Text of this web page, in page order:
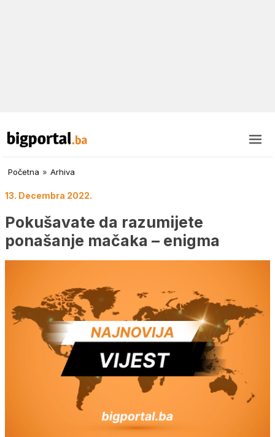
Početna » Arhiva
13. Decembra 2022.
Pokušavate da razumijete
ponašanje mačaka – enigma